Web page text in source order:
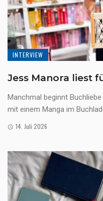
INTERVIEW
Jess Manora liest
Manchmal beginnt
mit einem Manga im
14. Juli 2026